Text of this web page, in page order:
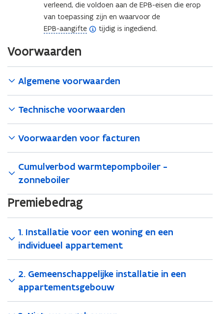
o
p
e
n
i
t
i
verleend, die voldoen aan de EPB-eisen die erop
van toepassing zijn en waarvoor de
EPB-aangifte
(
p
d
e
f
i
n
i
e
)
tijdig is ingediend.
Voorwaarden
Algemene voorwaarden
Technische voorwaarden
Voorwaarden voor facturen
Cumulverbod warmtepompboiler -
zonneboiler
Premiebedrag
1. Installatie voor een woning en een
individueel appartement
​​​​2. Gemeenschappelijke installatie in een
appartementsgebouw